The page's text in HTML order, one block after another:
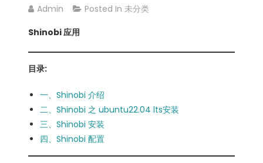
Admin Posted In未分类
Shinobi 应用
目录:
一、Shinobi 介绍
二、Shinobi 之 ubuntu22.04 lts安装
三、Shinobi 安装
四、Shinobi 配置